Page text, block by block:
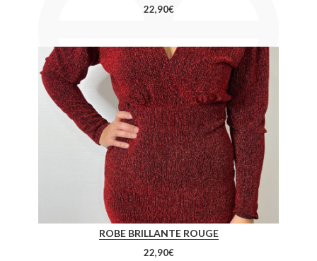
22,90€
ROBE BRILLANTE ROUGE
22,90€